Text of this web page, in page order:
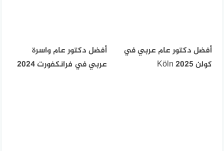
أفضل دكتور عام عربي في
كولن Köln 2025
أفضل دكتور عام واسرة
عربي في فرانكفورت 2024